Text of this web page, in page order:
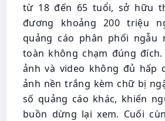
từ 18 đến 65 tuổi, sở hữu
đương khoảng 200 triệu
quảng cáo phân phối ngẫu
toàn không chạm đúng
ảnh và video không đủ hấp
ảnh nền trắng kèm chữ bị
số quảng cáo khác, khiến
buồn dừng lại xem. Cuối